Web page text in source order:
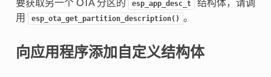
要获取另一个 OTA 分区的 esp_app_desc_t
结构体，请调
用
esp_ota_get_partition_description() 。
向应用程序添加自定义结构体